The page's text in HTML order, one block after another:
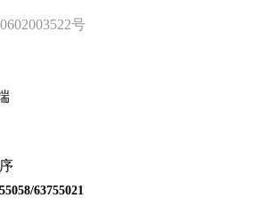
号
63755021